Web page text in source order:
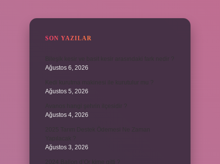
SON YAZILAR
Ağustos 6, 2026
Ağustos 5, 2026
Ağustos 4, 2026
Ağustos 3, 2026